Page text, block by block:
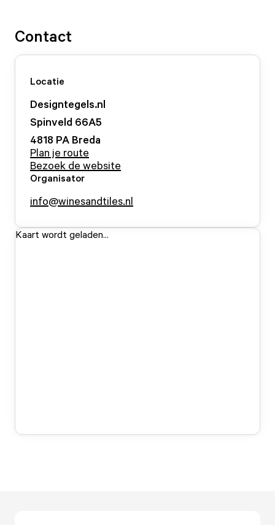
Contact
Locatie
Designtegels.nl
Spinveld 66A5
4818 PA Breda
Plan je route
Bezoek de website
Organisator
info@winesandtiles.nl
Kaart wordt geladen...